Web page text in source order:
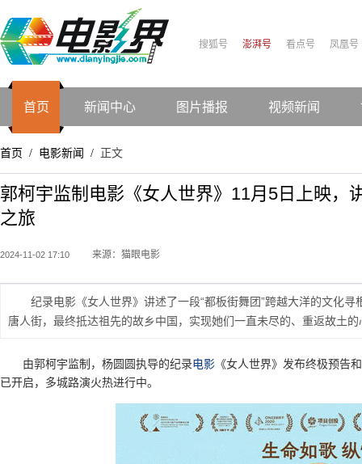
搜狐号 澎湃号 看点号 凤凰号
首页 新闻中心 图片播报 视频新闻
首页 / 电影新闻 / 正文
郭柯宇监制电影《女人世界》11月5日上映，
之旅
2024-11-02 17:10 来源：猫眼电影
纪录电影《女人世界》讲述了一段“都板街舞团”跨越大洋的文化
唐人街，最终抵达祖先的故乡中国，实现她们一直未尽的、重返故土的
由郭柯宇监制，杨圆圆执导的纪录电影 《女人世界》发布终极预告
已开启，多城路演火热进行中。